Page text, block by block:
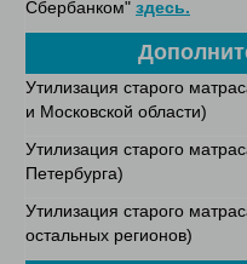
Сбербанком" здесь.
Утилизация старого
и Московской области)
Утилизация старого
Петербурга)
Утилизация старого
остальных регионов)